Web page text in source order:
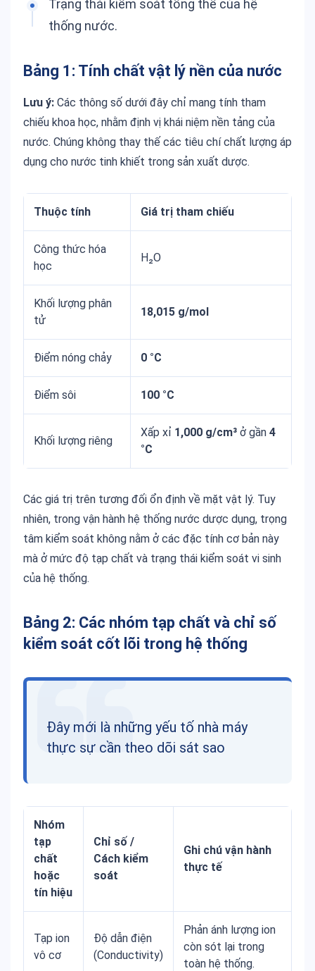
Trạng thái kiểm soát tổng thể của hệ
thống nước.
Bảng 1: Tính chất vật lý nền của nước
Lưu ý: Các thông số dưới đây chỉ mang tính tham
chiếu khoa học, nhằm định vị khái niệm nền tảng của
nước. Chúng không thay thế các tiêu chí chất lượng áp
dụng cho nước tinh khiết trong sản xuất dược.
Thuộc tính Giá trị tham chiếu
Công thức hóa
học
H₂O
Khối lượng phân
tử
18,015 g/mol
Điểm nóng chảy 0 °C
Điểm sôi 100 °C
Khối lượng riêng
Xấp xỉ 1,000 g/cm³ ở gần 4
°C
Các giá trị trên tương đối ổn định về mặt vật lý. Tuy
nhiên, trong vận hành hệ thống nước dược dụng, trọng
tâm kiểm soát không nằm ở các đặc tính cơ bản này
mà ở mức độ tạp chất và trạng thái kiểm soát vi sinh
của hệ thống.
Bảng 2: Các nhóm tạp chất và chỉ số
kiểm soát cốt lõi trong hệ thống
Đây mới là những yếu tố nhà máy
thực sự cần theo dõi sát sao
Nhóm
tạp
chất
hoặc
tín hiệu
Chỉ số /
Cách kiểm
soát
Ghi chú vận hành
thực tế
Tạp ion
vô cơ
Độ dẫn điện
(Conductivity)
Phản ánh lượng ion
còn sót lại trong
toàn hệ thống.